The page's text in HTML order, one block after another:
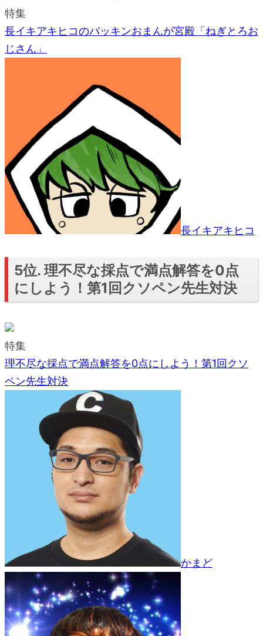
特集
長イキアキヒコのバッキンおまんが宮殿「ねぎとろお
じさん」
長イキアキヒコ
5位. 理不尽な採点で満点解答を0点
にしよう！第1回クソペン先生対決
特集
理不尽な採点で満点解答を0点にしよう！第1回クソ
ペン先生対決
かまど